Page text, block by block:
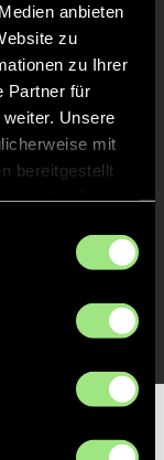
anbieten
zu
zu Ihrer
Partner für
Unsere
mit
bereitgestellt